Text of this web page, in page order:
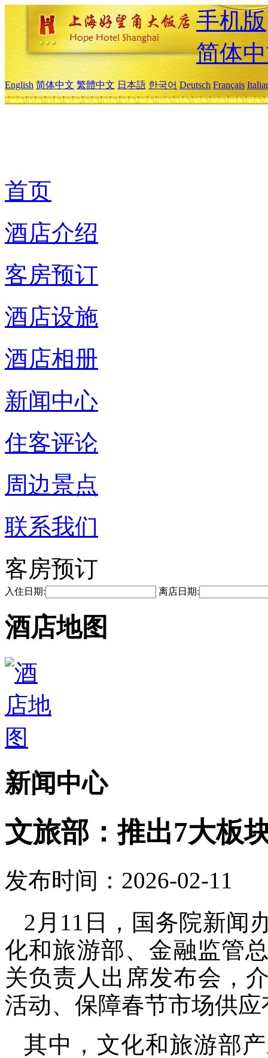
手机版
简体
English 简体中文 繁體中文 日本語 한국어 Deutsch Français
首页
酒店介绍
客房预订
酒店设施
酒店相册
新闻中心
住客评论
周边景点
联系我们
客房预订
入住日期: 离店日期:
酒店地图
新闻中心
文旅部：推出7大板
发布时间：2026-02-11
2月11日，国务院新闻
化和旅游部、金融监管
关负责人出席发布会，
活动、保障春节市场供
其中，文化和旅游部